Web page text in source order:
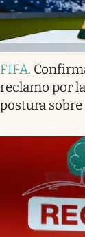
FIFA.
reclamo por
postura